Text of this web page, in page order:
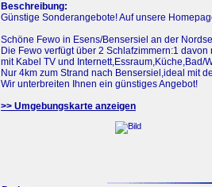
Beschreibung:
Günstige Sonderangebote! Auf unsere
Schöne Fewo in Esens/Bensersiel an der
Die Fewo verfügt über 2 Schlafzimmern:1
mit Kabel TV und Internett,Essraum,Küche,Bad/
Nur 4km zum Strand nach Bensersiel,ideal mit
Wir unterbreiten Ihnen ein günstiges Angebot!
>> Umgebungskarte anzeigen